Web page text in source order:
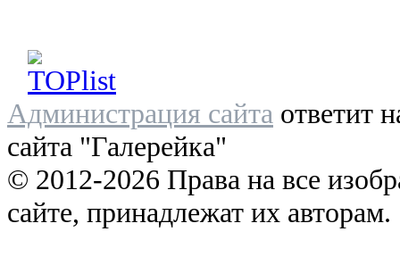
Администрация сайта ответит
сайта "Галерейка"
© 2012-2026 Права на все
сайте, принадлежат их авторам.